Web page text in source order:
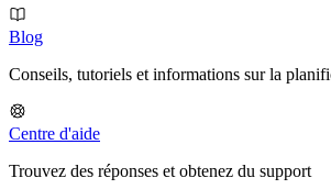
Blog
Conseils, tutoriels et informations sur la
Centre d'aide
Trouvez des réponses et obtenez du support